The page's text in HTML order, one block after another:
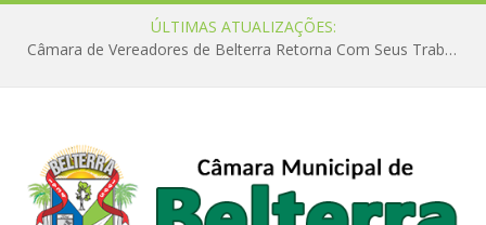
ÚLTIMAS ATUALIZAÇÕES:
Câmara de Vereadores de Belterra Retorna Com Seus Trabalhos Legislativos